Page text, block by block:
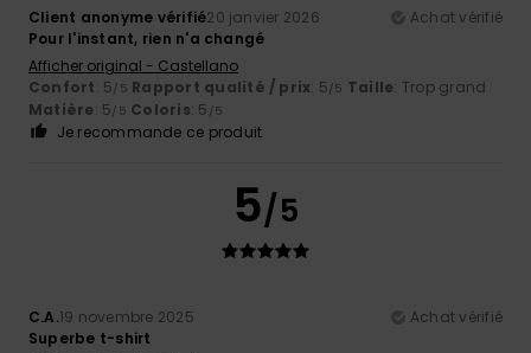
Client anonyme vérifié20 janvier 2026
Achat vérifié
Pour l'instant, rien n'a changé
Afficher original - Castellano
Confort: 5/5 Rapport qualité / prix: 5/5 Taille: Trop grand
Matière: 5/5 Coloris: 5 /5
Je recommande ce produit
5/5
C.A.19 novembre 2025
Achat vérifié
Superbe t-shirt